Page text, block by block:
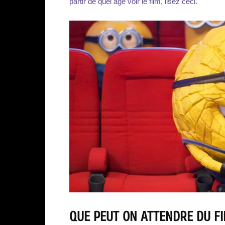
QUE PEUT ON ATTENDRE DU